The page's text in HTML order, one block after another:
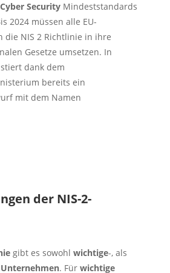
Cyber Security Mindeststandards
2024 müssen alle EU-
die NIS 2 Richtlinie in ihre
Gesetze umsetzen. In
dank dem
bereits ein
mit dem Namen
der NIS-2-
gibt es sowohl wichtige-, als
. Für wichtige